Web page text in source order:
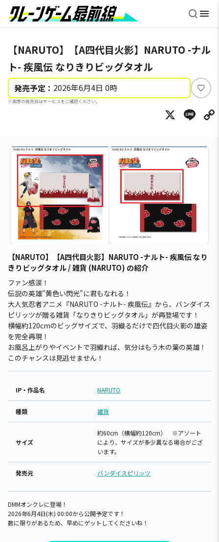
【NARUTO】【A四代目火影】NARUTO -ナル
ト- 疾風伝 なりきりビッグタオル
発売予定： 2026年6月4日 0時
※実際の発売日はサービスをご確認ください。
い
ね
X
【NARUTO】【A四代目火影】NARUTO -ナルト- 疾風伝 なり
きりビッグタオル / 雑貨 (NARUTO) の紹介
ファン感涙！
伝説の英雄"黄色い閃光"に君もなれる！
大人気忍者アニメ『NARUTO -ナルト- 疾風伝』から、バンダイス
ピリッツが贈る雑貨「なりきりビッグタオル」が再登場です！
横幅約120cmのビッグサイズで、羽織るだけで四代目火影の雄姿
を完全再現！
お風呂上がりやイベントで羽織れば、気分はもう木の葉の英雄！
このチャンスは見逃せません！
IP・作品名 NARUTO
種類 雑貨
サイズ
約60cm（横幅約120cm） ※アソート
により、サイズが多少異なる場合がござ
います。
発売元 バンダイスピリッツ
DMMオンクレに登場！
2026年6月4日(木) 00:00から公開予定です！
数に限りがあるため、早めにゲットしてくださいね！